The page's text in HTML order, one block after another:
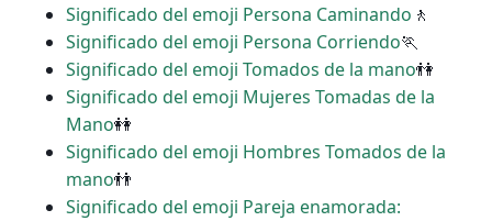
Significado del emoji Persona Caminando 🚶
Significado del emoji Persona Corriendo🏃
Significado del emoji Tomados de la mano👫
Significado del emoji Mujeres Tomadas de la
Mano👭
Significado del emoji Hombres Tomados de la
mano👬
Significado del emoji Pareja enamorada: